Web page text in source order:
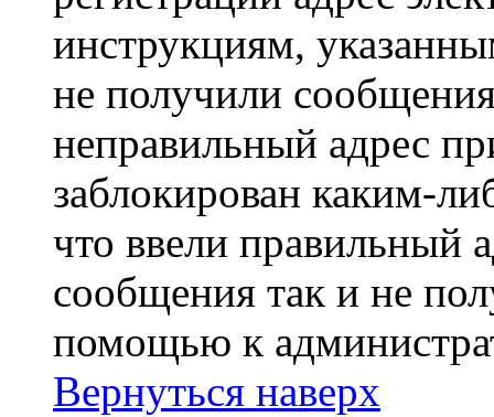
инструкциям,
не получили
неправильный адрес
заблокирован каким-
что ввели правильный
сообщения так и не
помощью к
Вернуться наверх